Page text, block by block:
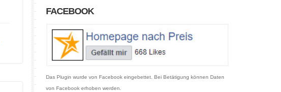
FACEBOOK
Das Plugin wurde von Facebook eingebettet. Bei Betätigung können Daten
von Facebook erhoben werden.